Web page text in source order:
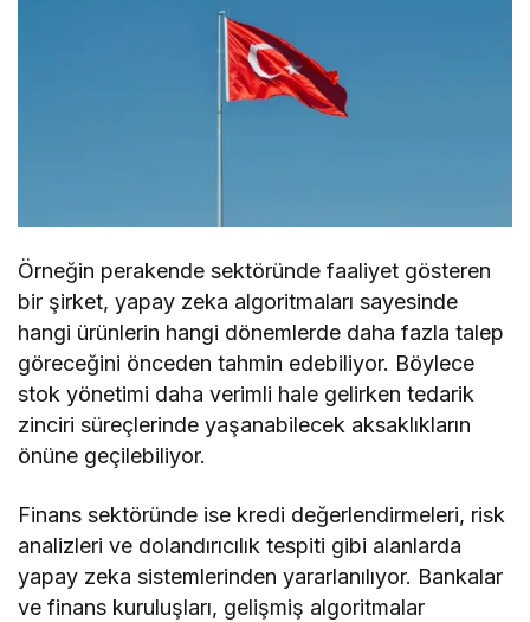
Örneğin perakende sektöründe faaliyet gösteren
bir şirket, yapay zeka algoritmaları sayesinde
hangi ürünlerin hangi dönemlerde daha fazla talep
göreceğini önceden tahmin edebiliyor. Böylece
stok yönetimi daha verimli hale gelirken tedarik
zinciri süreçlerinde yaşanabilecek aksaklıkların
önüne geçilebiliyor.
Finans sektöründe ise kredi değerlendirmeleri, risk
analizleri ve dolandırıcılık tespiti gibi alanlarda
yapay zeka sistemlerinden yararlanılıyor. Bankalar
ve finans kuruluşları, gelişmiş algoritmalar